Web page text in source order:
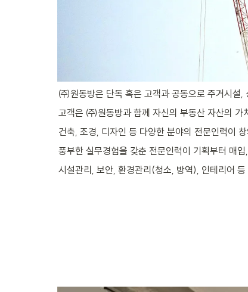
㈜원동방은 단독 혹은 고객과 공동으로 주거시설,
고객은 ㈜원동방과 함께 자신의 부동산 자산의 가
건축, 조경, 디자인 등 다양한 분야의 전문인력이
풍부한 실무경험을 갖춘 전문인력이 기획부터 매
시설관리, 보안, 환경관리(청소, 방역), 인테리어